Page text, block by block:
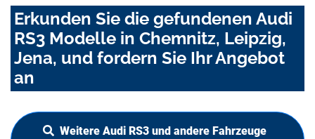
Erkunden Sie die gefundenen Audi
RS3 Modelle in Chemnitz, Leipzig,
Jena, und fordern Sie Ihr Angebot
an
Weitere Audi RS3 und andere Fahrzeuge